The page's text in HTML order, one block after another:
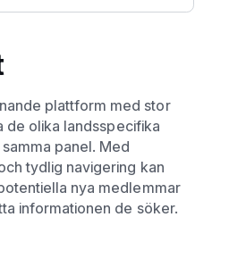
plattform med stor
de olika landsspecifika
panel. Med
tydlig navigering kan
nya medlemmar
informationen de söker.